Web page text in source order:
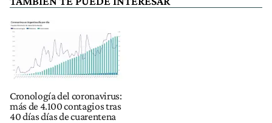
Cronología del coronavirus:
más de 4.100 contagios tras
40 días días de cuarentena